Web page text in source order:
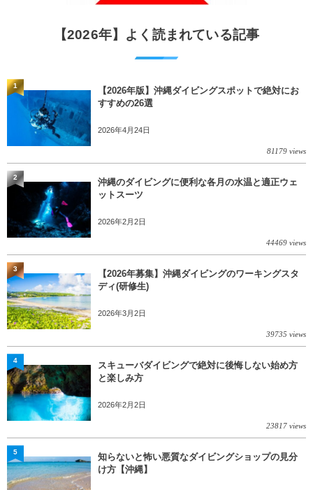
【2026年】よく読まれている記事
【2026年版】沖縄ダイビングスポットで絶対にお
すすめの26選
2026年4月24日
81179 views
1
沖縄のダイビングに便利な各月の水温と適正ウェ
ットスーツ
2026年2月2日
44469 views
2
【2026年募集】沖縄ダイビングのワーキングスタ
ディ(研修生)
2026年3月2日
39735 views
3
スキューバダイビングで絶対に後悔しない始め方
と楽しみ方
2026年2月2日
23817 views
4
知らないと怖い悪質なダイビングショップの見分
け方【沖縄】
5